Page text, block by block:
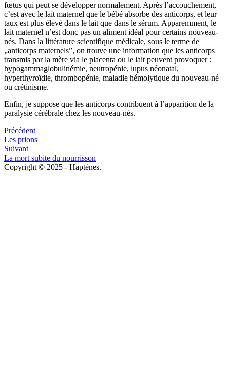
fœtus qui peut se développer normalement. Après l’accouchement,
c’est avec le lait maternel que le bébé absorbe des anticorps, et leur
taux est plus élevé dans le lait que dans le sérum. Apparemment, le
lait maternel n’est donc pas un aliment idéal pour certains nouveau-
nés. Dans la littérature scientifique médicale, sous le terme de
„anticorps maternels”, on trouve une information que les anticorps
transmis par la mère via le placenta ou le lait peuvent provoquer :
hypogammaglobulinémie, neutropénie, lupus néonatal,
hyperthyroïdie, thrombopénie, maladie hémolytique du nouveau-né
ou crétinisme.
Enfin, je suppose que les anticorps contribuent à l’apparition de la
paralysie cérébrale chez les nouveau-nés.
Précédent
Les prions
Suivant
La mort subite du nourrisson
Copyright © 2025 - Haptènes.